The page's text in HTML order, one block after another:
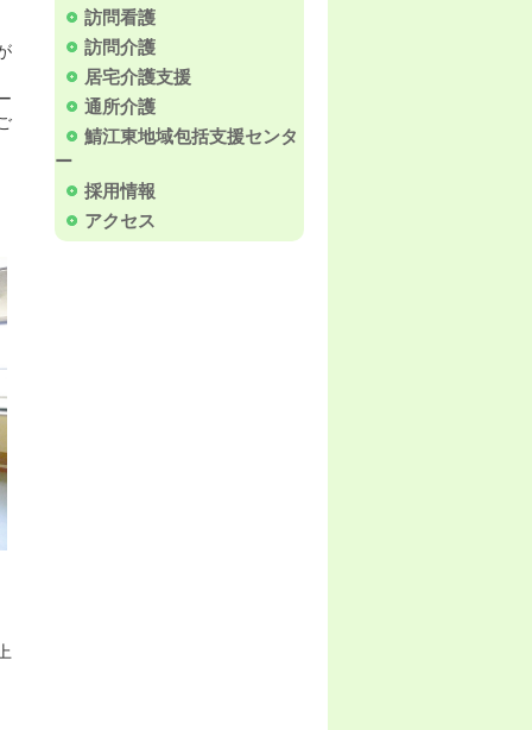
訪問看護
訪問介護
居宅介護支援
通所介護
鯖江東地域包括支援センタ
ー
採用情報
アクセス